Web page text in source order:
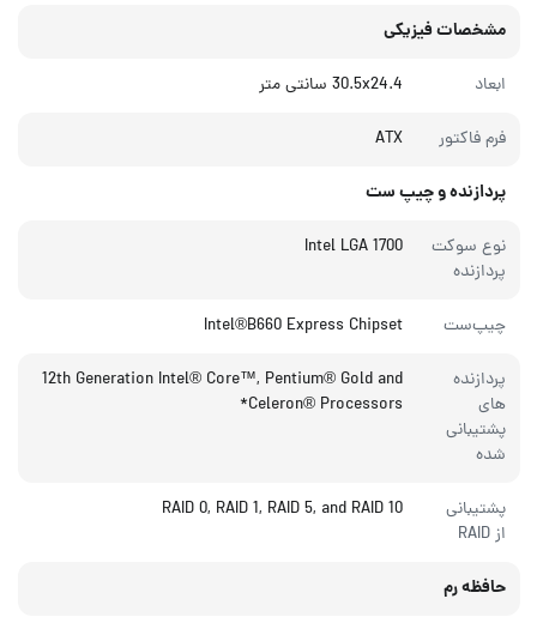
مشخصات فیزیکی
ابعاد 30.5x24.4 سانتی متر
فرم فاکتور ATX
پردازنده و چیپ ست
نوع سوکت
پردازنده
Intel LGA 1700
چیپ‌ست Intel®B660 Express Chipset
پردازنده
های
پشتیبانی
شده
12th Generation Intel® Core™, Pentium® Gold and
Celeron® Processors*
پشتیبانی
از RAID
RAID 0, RAID 1, RAID 5, and RAID 10
حافظه رم